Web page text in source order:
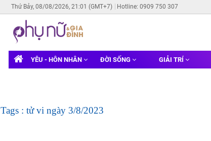
Thứ Bảy, 08/08/2026, 21:01 (GMT+7) Hotline: 0909 750 307
YÊU - HÔN NHÂN ĐỜI SỐNG GIẢI TRÍ
Tags : tử vi ngày 3/8/2023